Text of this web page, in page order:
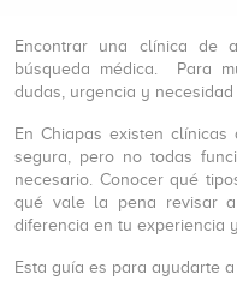
Encontrar una clínica de
búsqueda médica. Para
dudas, urgencia y
En Chiapas existen
segura, pero no todas
necesario. Conocer qué
qué vale la pena revisar
diferencia en tu experiencia
Esta guía es para ayudarte